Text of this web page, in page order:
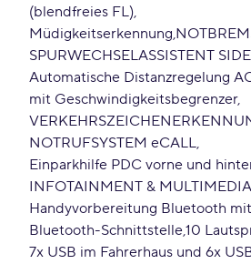
(blendfreies FL)
Müdigkeitserkennung
SPURWECHSELASSISTENT
Automatische Distanzregelung
mit Geschwindigkeitsbegrenzer
NOTRUFSYSTEM eCALL
Einparkhilfe PDC vorne und
INFOTAINMENT & MULTIMEDIA
Handyvorbereitung Bluetooth
Bluetooth-Schnittstelle10
7x USB im Fahrerhaus und 6x